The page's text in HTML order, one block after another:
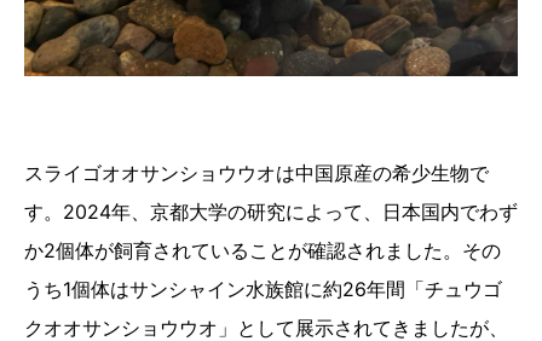
スライゴオオサンショウウオは中国原産の希少生物で
す。2024年、京都大学の研究によって、日本国内でわず
か2個体が飼育されていることが確認されました。その
うち1個体はサンシャイン水族館に約26年間「チュウゴ
クオオサンショウウオ」として展示されてきましたが、